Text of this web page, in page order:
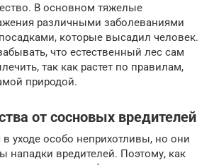
В основном тяжелые
различными заболеваниями
которые высадил человек.
что естественный лес сам
так как растет по правилам,
природой.
от сосновых вредителей
уходе особо неприхотливы, но они
нападки вредителей. Поэтому, как